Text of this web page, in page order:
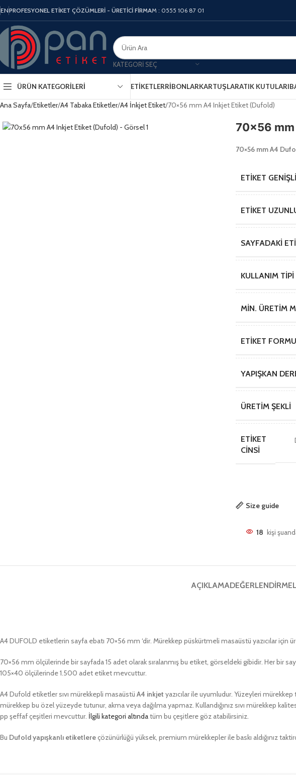
ENPROFESYONEL ETİKET ÇÖZÜMLERİ - ÜRETİCİ FİRMAM : 0555 106 87 01
KATEGORI SEÇ
ÜRÜN KATEGORILERI ETIKETLERRIBONLARKARTUŞLARATIK KUTULARI
Ana Sayfa Etiketler A4 Tabaka Etiketler A4 İnkjet Etiket 70×56 mm A4 Inkjet Etiket (Dufold)
70×56
70×56 mm A4
ETIKET
ETIKET
SAYFADAKI
KULLANIM TIPI
MIN. ÜRETIM
ETIKET FORMU
YAPIŞKAN
ÜRETIM ŞEKLI
ETIKET
CINSI
Size guide
18 kişi
AÇIKLAMA
A4 DUFOLD etiketlerin sayfa ebatı 70×56 mm ‘dir. Mürekkep püskürtmeli masaüstü yazıcılar için
70×56 mm ölçülerinde bir sayfada 15 adet olarak sıralanmış bu etiket, görseldeki gibidir. Her
105×40 ölçülerinde 1.500 adet etiket mevcuttur.
A4 Dufold etiketler sıvı mürekkepli masaüstü A4 inkjet yazıcılar ile uyumludur. Yüzeyleri
mürekkep bu özel yüzeyde tutunur, akma veya dağılma yapmaz. Kullandığınız sıvı mürekkep
pp şeffaf çeşitleri mevcuttur. İlgili kategori altındatüm bu çeşitlere göz atabilirsiniz.
Bu Dufold yapışkanlı etiketlereçözünürlüğü yüksek, premium mürekkepler ile baskı aldığınız